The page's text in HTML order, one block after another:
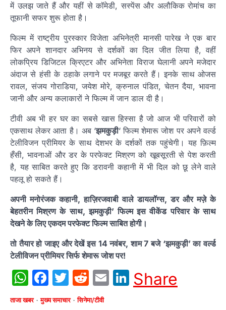
में उलझ जाते हैं और यहीं से कॉमेडी, सस्पेंस और अलौकिक रोमांच का
तूफानी सफर शुरू होता है।
फिल्म में राष्ट्रीय पुरस्कार विजेता अभिनेत्री मानसी पारेख ने एक बार
फिर अपने शानदार अभिनय से दर्शकों का दिल जीत लिया है, वहीं
लोकप्रिय डिजिटल क्रिएटर और अभिनेता विराज घेलानी अपने मजेदार
अंदाज से हंसी के ठहाके लगाने पर मजबूर करते हैं। इनके साथ ओजस
रावल, संजय गोराडिया, जयेश मोरे, क्रुनाल पंडित, चेतन दैया, भावना
जानी और अन्य कलाकारों ने फिल्म में जान डाल दी है।
टीवी अब भी हर घर का सबसे खास हिस्सा है जो आज भी परिवारों को
एकसाथ लेकर आता है। अब ‘झमकुड़ी‘ फिल्म शेमारू जोश पर अपने वर्ल्ड
टेलीविजन प्रीमियर के साथ देशभर के दर्शकों तक पहुंचेगी। यह फ़िल्म
हँसी, भावनाओं और डर के परफेक्ट मिश्रण को खूबसूरती से पेश करती
है, यह साबित करते हुए कि डरावनी कहानी में भी दिल को छू लेने वाले
पहलू हो सकते हैं।
अपनी मनोरंजक कहानी, हाज़िरजवाबी वाले डायलॉग्स, डर और मज़े के
बेहतरीन मिश्रण के साथ, झमकुड़ी’ फिल्म इस वीकेंड परिवार के साथ
देखने के लिए एकदम परफेक्ट फिल्म साबित होगी।
तो तैयार हो जाइए और देखें इस 14 नवंबर, शाम 7 बजे ‘झमकुड़ी’ का वर्ल्ड
टेलीविजन प्रीमियर सिर्फ शेमारू जोश पर!
WhatsApp
Facebook
Twitter
Reddit
EmailLinkedIn
Share
ताजा खबर मुख्य समाचार सिनेमा/टीवी